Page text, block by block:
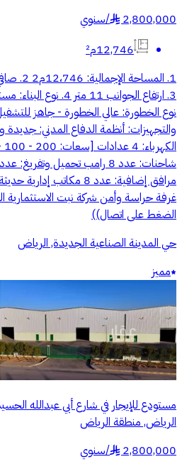
2,800,000
§
/سنوي
12,746م²
نوع الخطورة: عالي الخطورة - جاهز
والتجهيزات: أنظمة الدفاع المدني: جديدة
غرفة حراسة وأمن شركة نبت الاستثمارية
الضغط على اتصال))
حي المدينة الصناعية الجديدة, الرياض
مميز
مستودع للإيجار في شارع أبي عبدالله
الرياض, منطقة الرياض
2,800,000
§
/سنوي